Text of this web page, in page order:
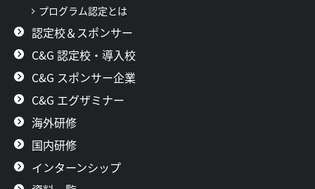
プログラム認定とは
認定校＆スポンサー
C&G 認定校・導入校
C&G スポンサー企業
C&G エグザミナー
海外研修
国内研修
インターンシップ